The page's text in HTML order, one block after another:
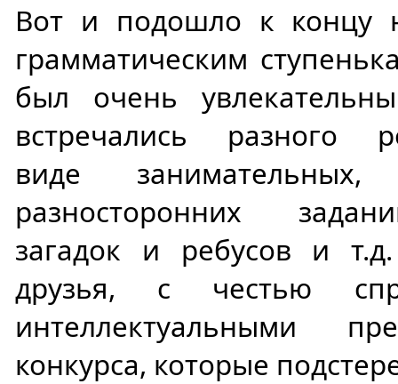
Вот и подошло к концу
грамматическим
был очень
встречались разного
виде
разносторонних
загадок и ребусов и
друзья, с честью
интеллектуальными
конкурса, которые